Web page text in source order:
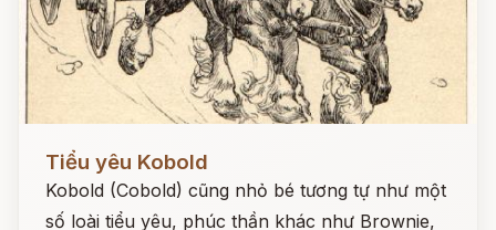
Đọc ngay
Tiểu yêu Kobold
Kobold (Cobold) cũng nhỏ bé tương tự như một
số loài tiểu yêu, phúc thần khác như Brownie,